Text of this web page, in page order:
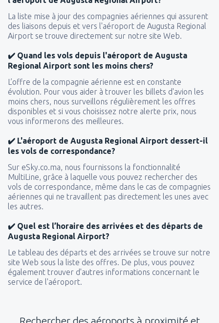
La liste mise à jour des compagnies aériennes qui assurent
des liaisons depuis et vers l'aéroport de Augusta Regional
Airport se trouve directement sur notre site Web.
✔️ Quand les vols depuis l'aéroport de Augusta
Regional Airport sont les moins chers?
L’offre de la compagnie aérienne est en constante
évolution. Pour vous aider à trouver les billets d'avion les
moins chers, nous surveillons régulièrement les offres
disponibles et si vous choisissez notre alerte prix, nous
vous informerons des meilleures.
✔️ L'aéroport de Augusta Regional Airport dessert-il
les vols de correspondance?
Sur eSky.co.ma, nous fournissons la fonctionnalité
MultiLine, grâce à laquelle vous pouvez rechercher des
vols de correspondance, même dans le cas de compagnies
aériennes qui ne travaillent pas directement les unes avec
les autres.
✔️ Quel est l’horaire des arrivées et des départs de
Augusta Regional Airport?
Le tableau des départs et des arrivées se trouve sur notre
site Web sous la liste des offres. De plus, vous pouvez
également trouver d'autres informations concernant le
service de l'aéroport.